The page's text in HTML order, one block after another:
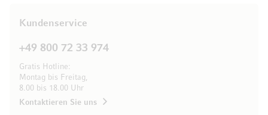
Kundenservice
+49 800 72 33 974
Gratis Hotline:
Montag bis Freitag,
8.00 bis 18.00 Uhr
Kontaktieren Sie uns